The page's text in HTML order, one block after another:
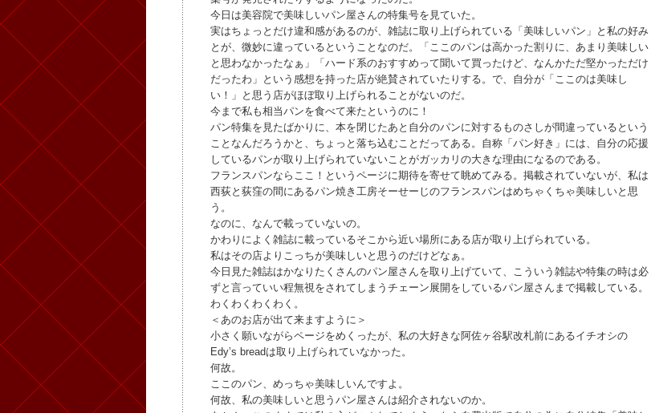
今日は美容院で美味しいパン屋さんの特集号を見ていた。
実はちょっとだけ違和感があるのが、雑誌に取り上げられている「美味しいパン」と私の好み
とが、微妙に違っているということなのだ。「ここのパンは高かった割りに、あまり美味しい
と思わなかったなぁ」「ハード系のおすすめって聞いて買ったけど、なんかただ堅かっただけ
だったわ」という感想を持った店が絶賛されていたりする。で、自分が「ここのは美味し
い！」と思う店がほぼ取り上げられることがないのだ。
今まで私も相当パンを食べて来たというのに！
パン特集を見たばかりに、本を閉じたあと自分のパンに対するものさしが間違っているという
ことなんだろうかと、ちょっと落ち込むことだってある。自称「パン好き」には、自分の応援
しているパンが取り上げられていないことがガッカリの大きな理由になるのである。
フランスパンならここ！というページに期待を寄せて眺めてみる。掲載されていないが、私は
西荻と荻窪の間にあるパン焼き工房そーせーじのフランスパンはめちゃくちゃ美味しいと思
う。
なのに、なんで載っていないの。
かわりによく雑誌に載っているそこから近い場所にある店が取り上げられている。
私はその店よりこっちが美味しいと思うのだけどなぁ。
今日見た雑誌はかなりたくさんのパン屋さんを取り上げていて、こういう雑誌や特集の時は必
ずと言っていい程無視をされてしまうチェーン展開をしているパン屋さんまで掲載している。
わくわくわくわく。
＜あのお店が出て来ますように＞
小さく願いながらページをめくったが、私の大好きな阿佐ヶ谷駅改札前にあるイチオシの
Edy’s breadは取り上げられていなかった。
何故。
ここのパン、めっちゃ美味しいんですよ。
何故、私の美味しいと思うパン屋さんは紹介されないのか。